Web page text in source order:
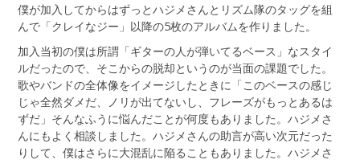
僕が加入してからはずっとハジメさんとリズム隊のタッグを組
んで「クレイなジー」以降の5枚のアルバムを作りました。
加入当初の僕は所謂「ギターの人が弾いてるベース」なスタイ
ルだったので、そこからの脱却というのが当面の課題でした。
歌やバンドの全体像をイメージしたときに「このベースの感じ
じゃ全然ダメだ、ノリが出てないし、フレーズがもっとあるは
ずだ」そんなふうに悩んだことが何度もありました。ハジメさ
んにもよく相談しました。ハジメさんの助言が高い次元だった
りして、僕はさらに大混乱に陥ることもありました。ハジメさ